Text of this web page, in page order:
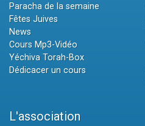
Paracha de la semaine
Fêtes Juives
News
Cours Mp3-Vidéo
Yéchiva Torah-Box
Dédicacer un cours
L'association